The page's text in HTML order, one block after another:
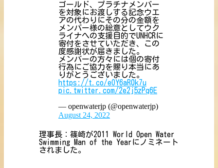
ゴールド、プラチナメンバー
を対象にお渡しする記念ウエ
アの代わりにその分の金額を
メンバー様の総意としてウク
ライナへの支援目的でUNHCRに
寄付をさせていただき、この
度感謝状が届きました。
メンバーの方々には個の寄付
行為にご協力を賜り本当にあ
りがとうございました。
https://t.co/eOY6aR0k7u
pic.twitter.com/2e2j5zPq6E
— openwaterjp (@openwaterjp)
August 24, 2022
理事長：篠崎が2011 World Open Water
Swimming Man of the Yearにノミネート
されました。